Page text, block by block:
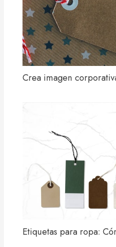
Crea imagen
Etiquetas para ropa: